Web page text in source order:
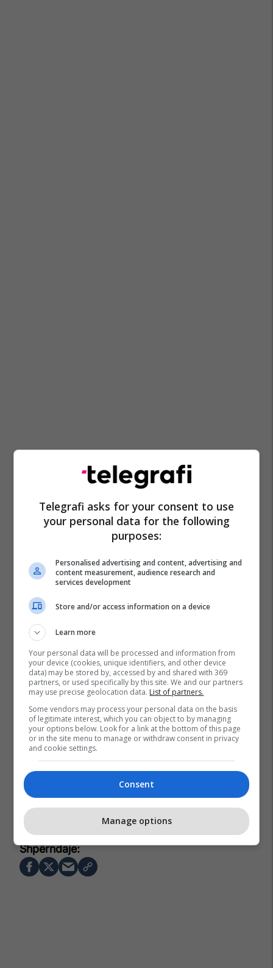
Matt Damon
Telegrafi asks for your consent to use
your personal data for the following
purposes:
Personalised advertising and content, advertising and
content measurement, audience research and
services development
Store and/or access information on a device
Learn more
Your personal data will be processed and information from
your device (cookies, unique identifiers, and other device
data) may be stored by, accessed by and shared with 369
partners, or used specifically by this site. We and our partners
may use precise geolocation data. List of partners.
Some vendors may process your personal data on the basis
of legitimate interest, which you can object to by managing
your options below. Look for a link at the bottom of this page
or in the site menu to manage or withdraw consent in privacy
and cookie settings.
Consent
Manage options